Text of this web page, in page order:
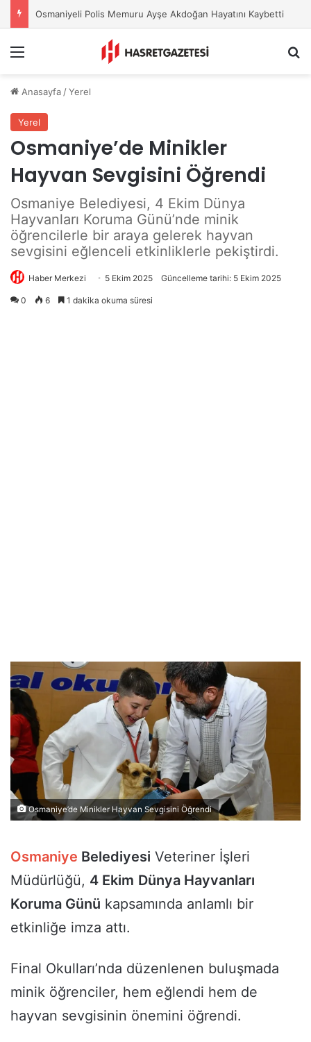
Osmaniyeli Polis Memuru Ayşe Akdoğan Hayatını Kaybetti
Anasayfa /Yerel
Yerel
Osmaniye’de Minikler
Hayvan Sevgisini Öğrendi
Osmaniye Belediyesi, 4 Ekim Dünya
Hayvanları Koruma Günü’nde minik
öğrencilerle bir araya gelerek hayvan
sevgisini eğlenceli etkinliklerle pekiştirdi.
Haber Merkezi 5 Ekim 2025 Güncelleme tarihi: 5 Ekim 2025
0 6 1 dakika okuma süresi
Osmaniye’de Minikler Hayvan Sevgisini Öğrendi
Osmaniye Belediyesi Veteriner İşleri
Müdürlüğü, 4 Ekim Dünya Hayvanları
Koruma Günü kapsamında anlamlı bir
etkinliğe imza attı.
Final Okulları’nda düzenlenen buluşmada
minik öğrenciler, hem eğlendi hem de
hayvan sevgisinin önemini öğrendi.